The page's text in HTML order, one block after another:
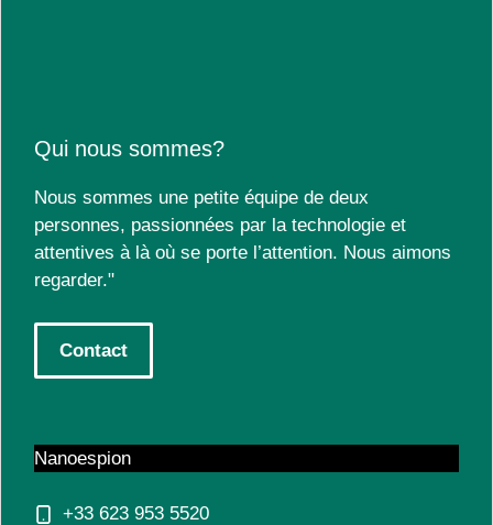
Qui nous sommes?
Nous sommes une petite équipe de deux
personnes, passionnées par la technologie et
attentives à là où se porte l’attention. Nous aimons
regarder."
Contact
Nanoespion
+33 623 953 5520